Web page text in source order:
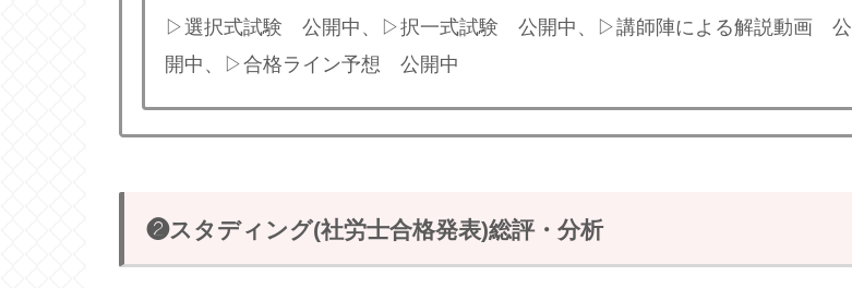
▷選択式試験 公開中、▷択一式試験 公開中、▷講師陣による解説動画 公
開中、▷合格ライン予想 公開中
❷スタディング(社労士合格発表)総評・分析